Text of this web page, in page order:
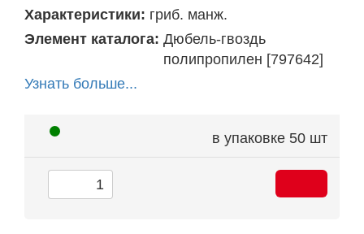
Характеристики: гриб. манж.
Элемент каталога: Дюбель-гвоздь
полипропилен [797642]
Узнать больше...
в упаковке 50 шт